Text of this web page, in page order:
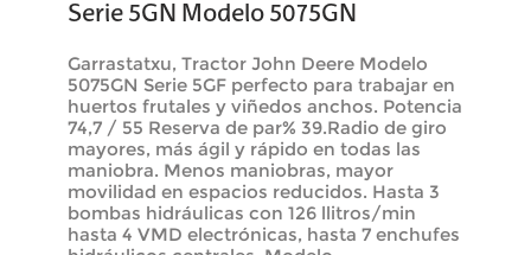
Serie 5GN Modelo 5075GN
Garrastatxu, Tractor John Deere Modelo
5075GN Serie 5GF perfecto para trabajar en
huertos frutales y viñedos anchos. Potencia
74,7 / 55 Reserva de par% 39.Radio de giro
mayores, más ágil y rápido en todas las
maniobra. Menos maniobras, mayor
movilidad en espacios reducidos. Hasta 3
bombas hidráulicas con 126 llitros/min
hasta 4 VMD electrónicas, hasta 7 enchufes